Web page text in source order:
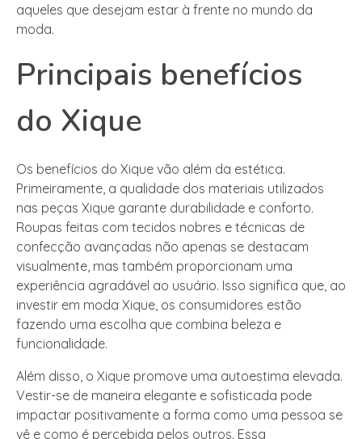
aqueles que desejam estar à frente no mundo da
moda.
Principais benefícios
do Xique
Os benefícios do Xique vão além da estética.
Primeiramente, a qualidade dos materiais utilizados
nas peças Xique garante durabilidade e conforto.
Roupas feitas com tecidos nobres e técnicas de
confecção avançadas não apenas se destacam
visualmente, mas também proporcionam uma
experiência agradável ao usuário. Isso significa que, ao
investir em moda Xique, os consumidores estão
fazendo uma escolha que combina beleza e
funcionalidade.
Além disso, o Xique promove uma autoestima elevada.
Vestir-se de maneira elegante e sofisticada pode
impactar positivamente a forma como uma pessoa se
vê e como é percebida pelos outros. Essa